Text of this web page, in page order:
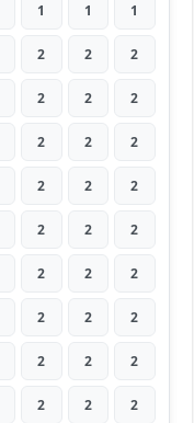
1 1 1
2 2 2
2 2 2
2 2 2
2 2 2
2 2 2
2 2 2
2 2 2
2 2 2
2 2 2